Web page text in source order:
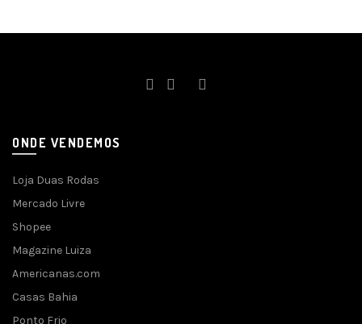
ONDE VENDEMOS
Loja Duas Rodas
Mercado Livre
Shopee
Magazine Luiza
Americanas.com
Casas Bahia
Ponto Frio